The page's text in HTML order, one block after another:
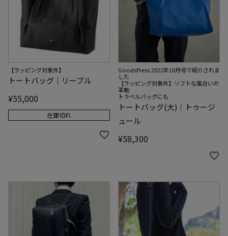
【ラッピング対象外】
トートバッグ｜リーブル
¥55,000
在庫切れ
GoodsPress 2022年10月号で紹介されま
した
【ラッピング対象外】ソフトな風合いの
革鞄
トラベルバッグにも
トートバッグ(大)｜トゥージ
ュール
¥58,300